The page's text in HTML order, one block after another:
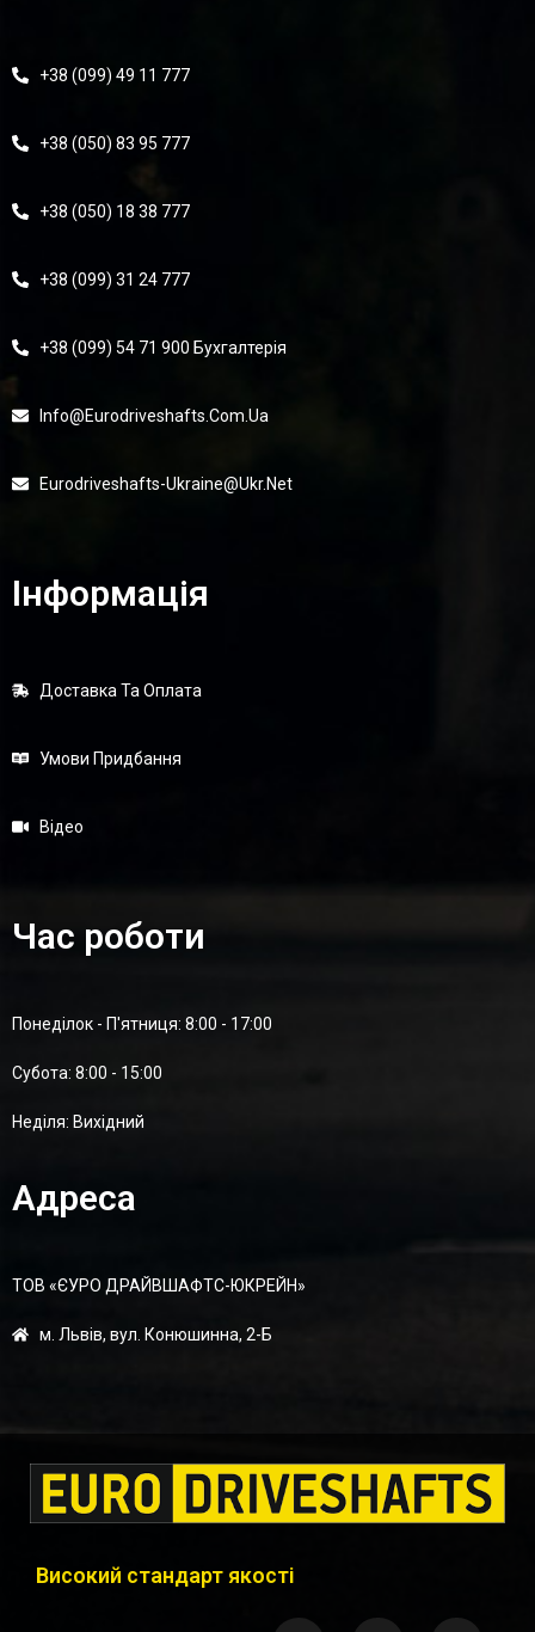
+38 (099) 49 11 777
+38 (050) 83 95 777
+38 (050) 18 38 777
+38 (099) 31 24 777
+38 (099) 54 71 900 Бухгалтерія
Info@eurodriveshafts.com.ua
Eurodriveshafts-Ukraine@ukr.net
Інформація
Доставка Та Оплата
Умови Придбання
Відео
Час роботи
Понеділок - П'ятниця: 8:00 - 17:00
Суботa: 8:00 - 15:00
Неділя: Вихідний
Адреса
ТОВ «ЄУРО ДРАЙВШАФТC-ЮКРЕЙН»
м. Львів, вул. Конюшинна, 2-Б
Високий стандарт якості